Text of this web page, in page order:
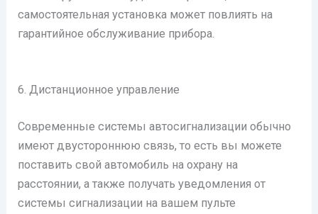
самостоятельная установка может повлиять на
гарантийное обслуживание прибора.
6. Дистанционное управление
Современные системы автосигнализации обычно
имеют двустороннюю связь, то есть вы можете
поставить свой автомобиль на охрану на
расстоянии, а также получать уведомления от
системы сигнализации на вашем пульте